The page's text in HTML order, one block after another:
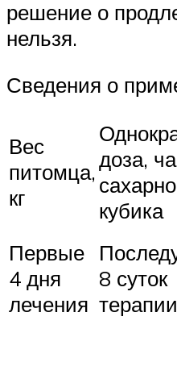
решение о
нельзя.
Сведения о
Вес
питомца,
кг
доза,
кубика
Первые
4 дня
лечения
8 суток
терапии